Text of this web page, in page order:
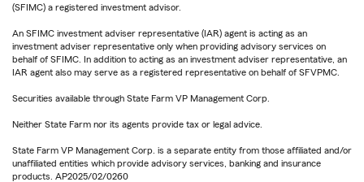
(SFIMC) a registered investment advisor.
An SFIMC investment adviser representative (IAR) agent is acting as an
investment adviser representative only when providing advisory services on
behalf of SFIMC. In addition to acting as an investment adviser representative, an
IAR agent also may serve as a registered representative on behalf of SFVPMC.
Securities available through State Farm VP Management Corp.
Neither State Farm nor its agents provide tax or legal advice.
State Farm VP Management Corp. is a separate entity from those affiliated and/or
unaffiliated entities which provide advisory services, banking and insurance
products. AP2025/02/0260